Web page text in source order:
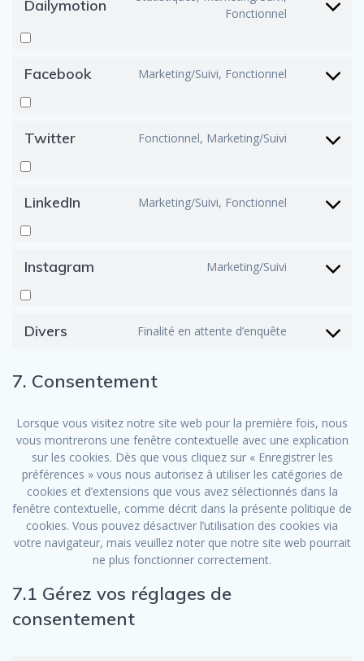
Dailymotion
Fonctionnel
Consent
Facebook Marketing/Suivi, Fonctionnel
Consent
Twitter Fonctionnel, Marketing/Suivi
Consent
LinkedIn Marketing/Suivi, Fonctionnel
Consent
Instagram Marketing/Suivi
Consent
Divers Finalité en attente d’enquête
Consent
7. Consentement
Lorsque vous visitez notre site web pour la première fois, nous
vous montrerons une fenêtre contextuelle avec une explication
sur les cookies. Dès que vous cliquez sur « Enregistrer les
préférences » vous nous autorisez à utiliser les catégories de
cookies et d’extensions que vous avez sélectionnés dans la
fenêtre contextuelle, comme décrit dans la présente politique de
cookies. Vous pouvez désactiver l’utilisation des cookies via
votre navigateur, mais veuillez noter que notre site web pourrait
ne plus fonctionner correctement.
7.1 Gérez vos réglages de
consentement